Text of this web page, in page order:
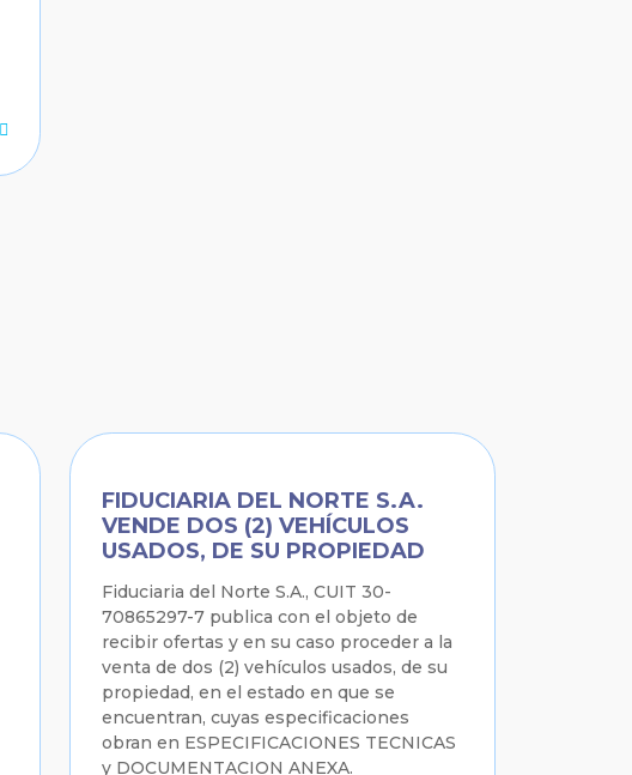
FIDUCIARIA DEL NORTE S.A.
VENDE DOS (2) VEHÍCULOS
USADOS, DE SU PROPIEDAD
Fiduciaria del Norte S.A., CUIT 30-
70865297-7 publica con el objeto de
recibir ofertas y en su caso proceder a la
venta de dos (2) vehículos usados, de su
propiedad, en el estado en que se
encuentran, cuyas especificaciones
obran en ESPECIFICACIONES TECNICAS
y DOCUMENTACION ANEXA.